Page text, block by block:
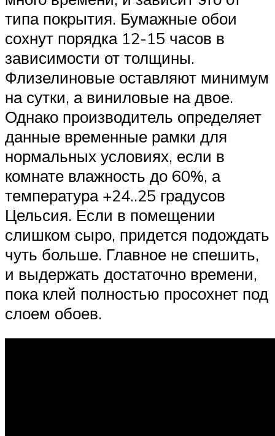
типа покрытия. Бумажные обои
сохнут порядка 12-15 часов в
зависимости от толщины.
Флизелиновые оставляют минимум
на сутки, а виниловые на двое.
Однако производитель определяет
данные временные рамки для
нормальных условиях, если в
комнате влажность до 60%, а
температура +24..25 градусов
Цельсия. Если в помещении
слишком сыро, придется подождать
чуть больше. Главное не спешить,
и выдержать достаточно времени,
пока клей полностью просохнет под
слоем обоев.